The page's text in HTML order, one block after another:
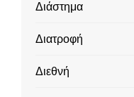
Διάστημα
Διατροφή
Διεθνή